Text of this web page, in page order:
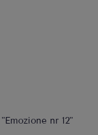
nr 12"